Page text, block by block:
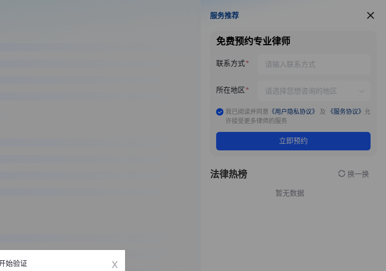
服务推荐
服务推荐
免费预约专业律师
联系方式
所在地区
我已阅读并同意 《用户隐私协议》 及 《服务协议》 允
许接受更多律师的服务
立即预约
法律热榜 换一换
暂无数据
始验证 x